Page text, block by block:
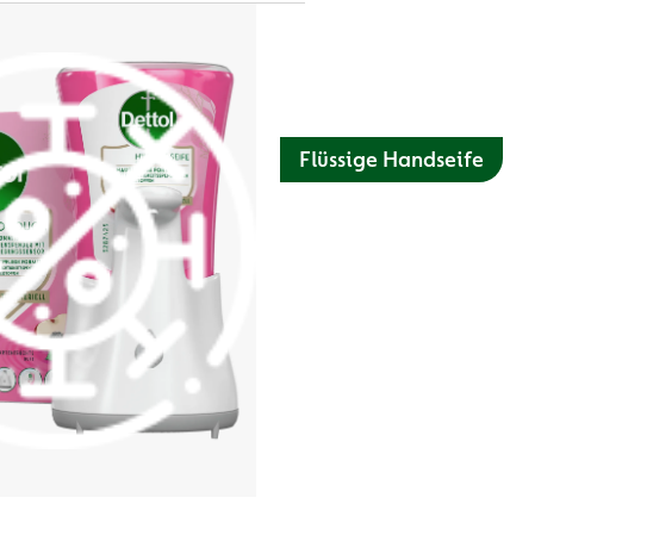
Sammelcontainer beim
den örtlichen Bestimmungen
Flüssige Handseife